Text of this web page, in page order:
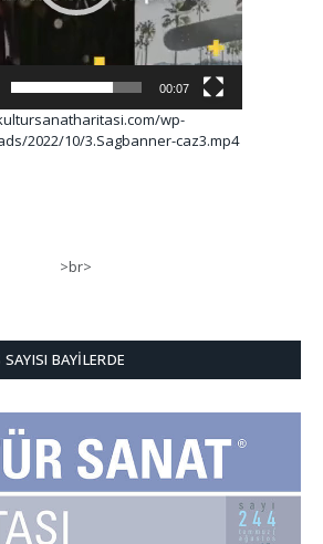
00:07
wp-
2022/10/3.Sagbanner-caz3.mp4
>br>
BAYILERDE